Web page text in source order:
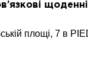
площі, 7 в